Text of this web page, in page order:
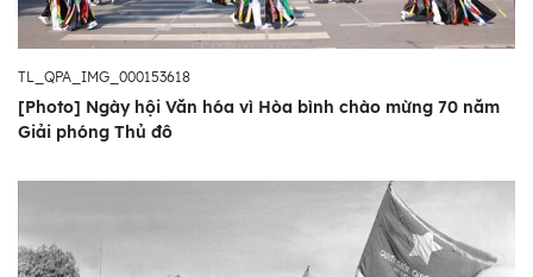
TL_QPA_IMG_000153618
[Photo] Ngày hội Văn hóa vì Hòa bình chào mừng 70 năm
Giải phóng Thủ đô